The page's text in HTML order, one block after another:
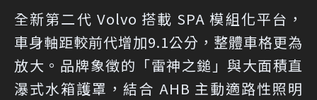
全新第二代 Volvo 搭載 SPA 模組化平台，
車身軸距較前代增加9.1公分，整體車格更為
放大。品牌象徵的「雷神之鎚」與大面積直
瀑式水箱護罩，結合 AHB 主動適路性照明